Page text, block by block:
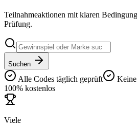
Teilnahmeaktionen mit klaren
Prüfung.
Suchen
Alle Codes täglich geprüft
100% kostenlos
Viele